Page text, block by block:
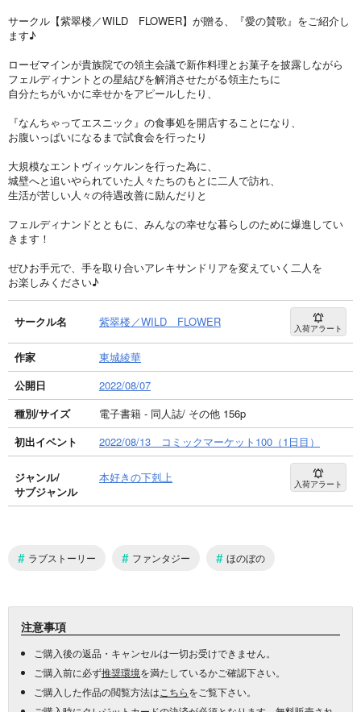
サークル【紫翠楼／WILD FLOWER】が贈る、『愛の賛歌』をご紹介し
ます♪
ローゼマインが貴族院での領主会議で新作料理とお菓子を披露しながら
フェルディナントとの星結びを解消させたがる領主たちに
自分たちがいかに幸せかをアピールしたり、
『なんちゃってエスニック』の食事処を開店することになり、
お腹いっぱいになるまで試食会を行ったり
大規模なエントヴィッケルンを行った為に、
城壁へと追いやられていた人々たちのもとに二人で訪れ、
生活が苦しい人々の待遇改善に励んだりと
フェルディナンドとともに、みんなの幸せな暮らしのために爆進してい
きます！
ぜひお手元で、手を取り合いアレキサンドリアを変えていく二人を
お楽しみください♪
サークル名 紫翠楼／WILD FLOWER 入荷アラート
作家
東城綾華
公開日
2022/08/07
種別/サイズ
電子書籍 - 同人誌/ その他 156p
初出イベント
2022/08/13 コミックマーケット100（1日目）
ジャンル/
サブジャンル
本好きの下剋上 入荷アラート
# ラブストーリー # ファンタジー # ほのぼの
注意事項
ご購入後の返品・キャンセルは一切お受けできません。
ご購入前に必ず推奨環境を満たしているかご確認下さい。
ご購入した作品の閲覧方法は こちらをご覧下さい。